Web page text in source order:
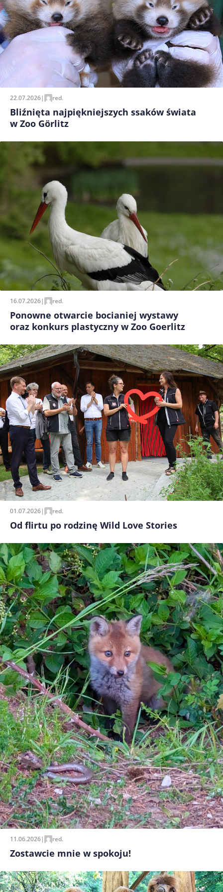
22.07.2026| red.
Bliźnięta najpiękniejszych ssaków świata
w Zoo Görlitz
16.07.2026| red.
Ponowne otwarcie bocianiej wystawy
oraz konkurs plastyczny w Zoo Goerlitz
01.07.2026| red.
Od flirtu po rodzinę Wild Love Stories
11.06.2026| red.
Zostawcie mnie w spokoju!